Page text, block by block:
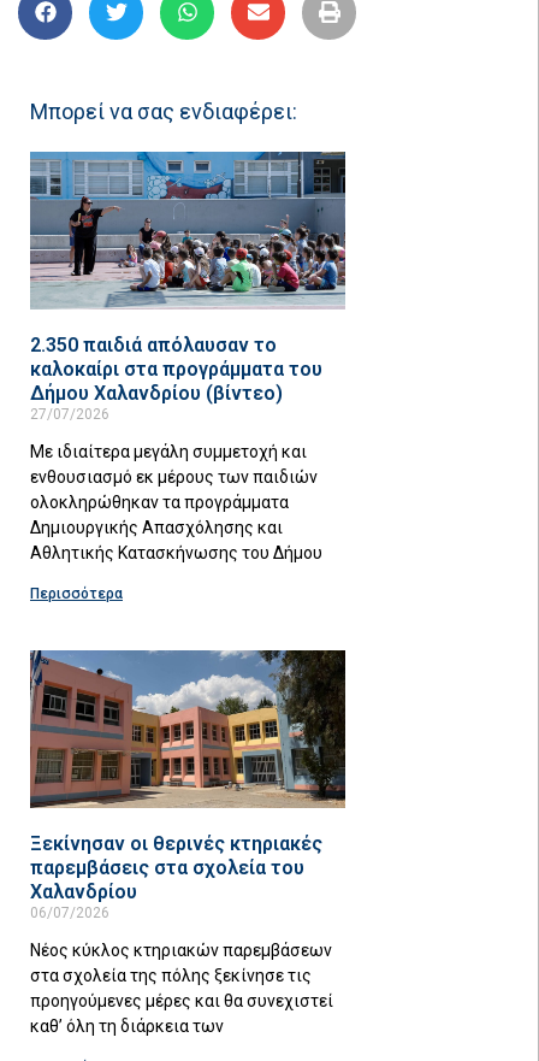
Μπορεί να σας ενδιαφέρει:
2.350 παιδιά απόλαυσαν το
καλοκαίρι στα προγράμματα του
Δήμου Χαλανδρίου (βίντεο)
27/07/2026
Με ιδιαίτερα μεγάλη συμμετοχή και
ενθουσιασμό εκ μέρους των παιδιών
ολοκληρώθηκαν τα προγράμματα
Δημιουργικής Απασχόλησης και
Αθλητικής Κατασκήνωσης του Δήμου
Περισσότερα
Ξεκίνησαν οι θερινές κτηριακές
παρεμβάσεις στα σχολεία του
Χαλανδρίου
06/07/2026
Νέος κύκλος κτηριακών παρεμβάσεων
στα σχολεία της πόλης ξεκίνησε τις
προηγούμενες μέρες και θα συνεχιστεί
καθ’ όλη τη διάρκεια των